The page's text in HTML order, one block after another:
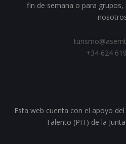
fin de semana o para
+34 624
Esta web cuenta con el apoyo
Talento (PIT) de la